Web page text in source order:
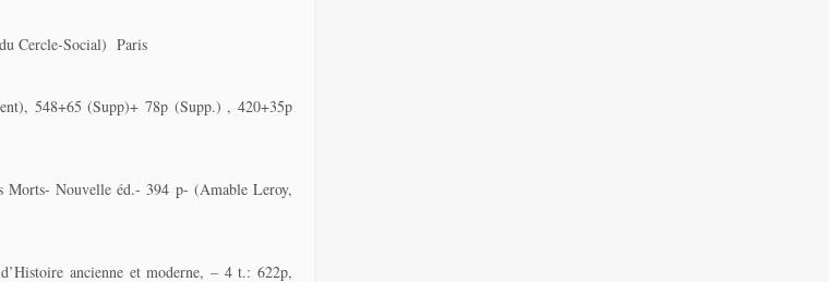
Cercle-Social) Paris
548+65 (Supp)+ 78p (Supp.) , 420+35p
Morts- Nouvelle éd.- 394 p- (Amable Leroy,
ancienne et moderne, – 4 t.: 622p,